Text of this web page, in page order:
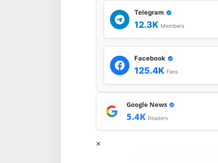
Telegram
12.3K Members
Facebook
125.4K Fans
Google News
5.4K Readers
×